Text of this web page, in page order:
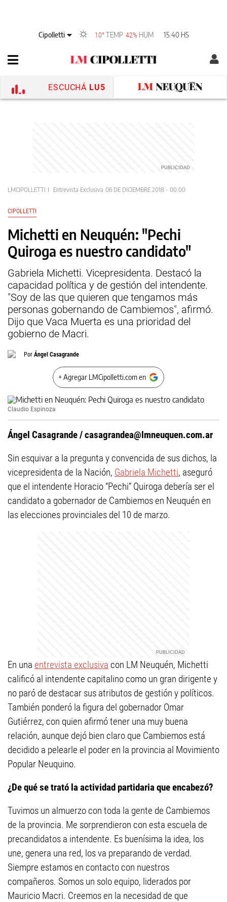
Cipolletti 10° TEMP 42% HUM 15:40 HS
ESCUCHÁ LU5
LMCIPOLLETTI Entrevista Exclusiva 06 DE DICIEMBRE 2018 - 00:00
CIPOLLETTI
Michetti en Neuquén: "Pechi
Quiroga es nuestro candidato"
Gabriela Michetti. Vicepresidenta. Destacó la
capacidad política y de gestión del intendente.
"Soy de las que quieren que tengamos más
personas gobernando de Cambiemos", afirmó.
Dijo que Vaca Muerta es una prioridad del
gobierno de Macri.
Por Ángel Casagrande
+ Agregar LMCipolletti.com en
Claudio Espinoza
Ángel Casagrande /casagrandea@lmneuquen.com.ar
Sin esquivar a la pregunta y convencida de sus dichos, la
vicepresidenta de la Nación, Gabriela Michetti, aseguró
que el intendente Horacio “Pechi” Quiroga debería ser el
candidato a gobernador de Cambiemos en Neuquén en
las elecciones provinciales del 10 de marzo.
En una entrevista exclusiva con LM Neuquén, Michetti
calificó al intendente capitalino como un gran dirigente y
no paró de destacar sus atributos de gestión y políticos.
También ponderó la figura del gobernador Omar
Gutiérrez, con quien afirmó tener una muy buena
relación, aunque dejó bien claro que Cambiemos está
decidido a pelearle el poder en la provincia al Movimiento
Popular Neuquino.
¿De qué se trató la actividad partidaria que encabezó?
Tuvimos un almuerzo con toda la gente de Cambiemos
de la provincia. Me sorprendieron con esta escuela de
precandidatos a intendente. Es buenísima la idea, los
une, genera una red, los va preparando de verdad.
Siempre estamos en contacto con nuestros
compañeros. Somos un solo equipo, liderados por
Mauricio Macri. Creemos en la necesidad de que